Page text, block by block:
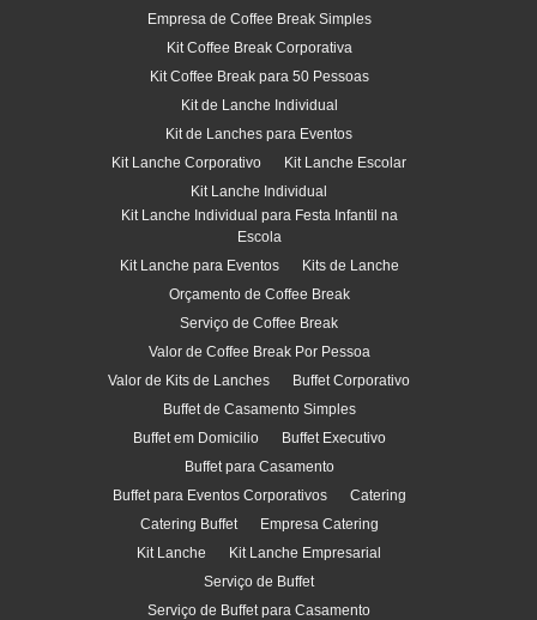
Empresa de Coffee Break Simples
Kit Coffee Break Corporativa
Kit Coffee Break para 50 Pessoas
Kit de Lanche Individual
Kit de Lanches para Eventos
Kit Lanche Corporativo
Kit Lanche Escolar
Kit Lanche Individual
Kit Lanche Individual para Festa Infantil na
Escola
Kit Lanche para Eventos
Kits de Lanche
Orçamento de Coffee Break
Serviço de Coffee Break
Valor de Coffee Break Por Pessoa
Valor de Kits de Lanches
Buffet Corporativo
Buffet de Casamento Simples
Buffet em Domicilio
Buffet Executivo
Buffet para Casamento
Buffet para Eventos Corporativos
Catering
Catering Buffet
Empresa Catering
Kit Lanche
Kit Lanche Empresarial
Serviço de Buffet
Serviço de Buffet para Casamento